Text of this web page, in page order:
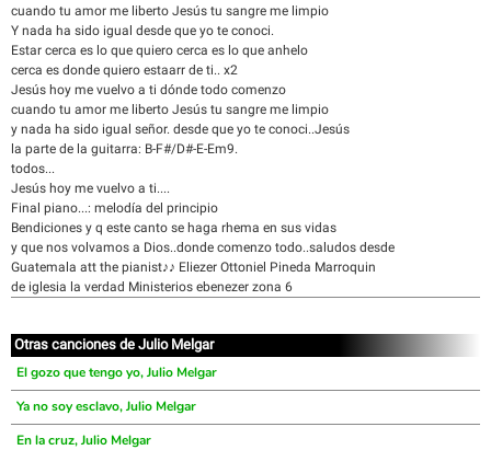
cuando tu amor me liberto Jesús tu sangre me limpio
Y nada ha sido igual desde que yo te conoci.
Estar cerca es lo que quiero cerca es lo que anhelo
cerca es donde quiero estaarr de ti.. x2
Jesús hoy me vuelvo a ti dónde todo comenzo
cuando tu amor me liberto Jesús tu sangre me limpio
y nada ha sido igual señor. desde que yo te conoci..Jesús
la parte de la guitarra: B-F#/D#-E-Em9.
todos...
Jesús hoy me vuelvo a ti....
Final piano...: melodía del principio
Bendiciones y q este canto se haga rhema en sus vidas
y que nos volvamos a Dios..donde comenzo todo..saludos desde
Guatemala att the pianist♪♪ Eliezer Ottoniel Pineda Marroquin
de iglesia la verdad Ministerios ebenezer zona 6
Otras canciones de Julio Melgar
El gozo que tengo yo, Julio Melgar
Ya no soy esclavo, Julio Melgar
En la cruz, Julio Melgar